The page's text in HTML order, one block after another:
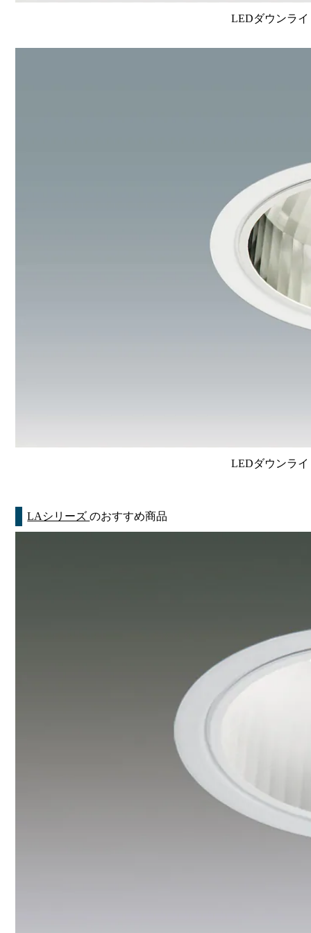
LEDダウンラ
LEDダウンラ
LAシリーズのおすすめ商品